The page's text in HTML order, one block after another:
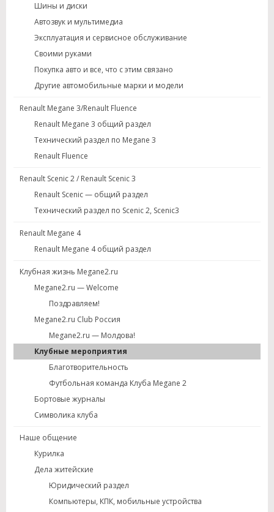
Шины и диски
Автозвук и мультимедиа
Эксплуатация и сервисное обслуживание
Своими руками
Покупка авто и все, что с этим связано
Другие автомобильные марки и модели
Renault Megane 3/Renault Fluence
Renault Megane 3 общий раздел
Технический раздел по Megane 3
Renault Fluence
Renault Scenic 2 / Renault Scenic 3
Renault Scenic — общий раздел
Технический раздел по Scenic 2, Scenic3
Renault Megane 4
Renault Megane 4 общий раздел
Клубная жизнь Megane2.ru
Megane2.ru — Welcome
Поздравляем!
Megane2.ru Club Россия
Megane2.ru — Молдова!
Клубные мероприятия
Благотворительность
Футбольная команда Клуба Megane 2
Бортовые журналы
Символика клуба
Наше общение
Курилка
Дела житейские
Юридический раздел
Компьютеры, КПК, мобильные устройства